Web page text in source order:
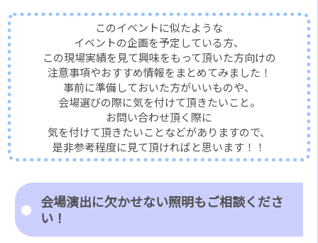
このイベントに似たような
イベントの企画を予定している方、
この現場実績を見て興味をもって頂いた方向けの
注意事項やおすすめ情報をまとめてみました！
事前に準備しておいた方がいいものや、
会場選びの際に気を付けて頂きたいこと。
お問い合わせ頂く際に
気を付けて頂きたいことなどがありますので、
是非参考程度に見て頂ければと思います！！
会場演出に欠かせない照明もご相談くださ
い！